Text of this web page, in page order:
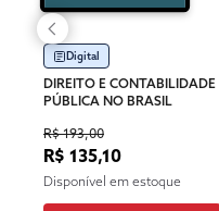
Digital
DIREITO E CONTABILIDADE
PÚBLICA NO BRASIL
R$ 193,00
R$ 135,10
Disponível em estoque